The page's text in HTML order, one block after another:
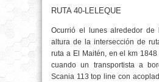
RUTA 40-LELEQUE
Ocurrió el lunes alrededor
altura de la intersección de
ruta a El Maitén, en el km
cuando un transportista a
Scania 113 top line con